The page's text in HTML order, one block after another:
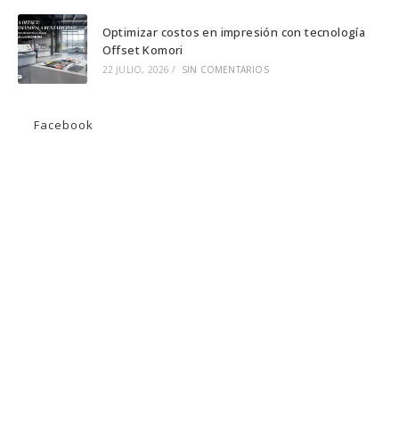
Optimizar costos en impresión con tecnología
Offset Komori
22 JULIO, 2026 / SIN COMENTARIOS
Facebook